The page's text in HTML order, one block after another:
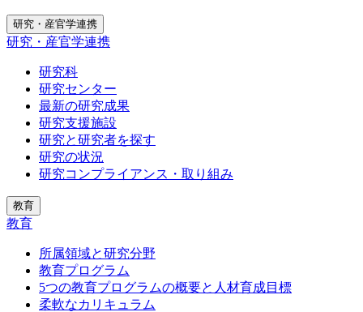
研究・産官学連携
研究・産官学連携
研究科
研究センター
最新の研究成果
研究支援施設
研究と研究者を探す
研究の状況
研究コンプライアンス・取り組み
教育
教育
所属領域と研究分野
教育プログラム
5つの教育プログラムの概要と人材育成目標
柔軟なカリキュラム